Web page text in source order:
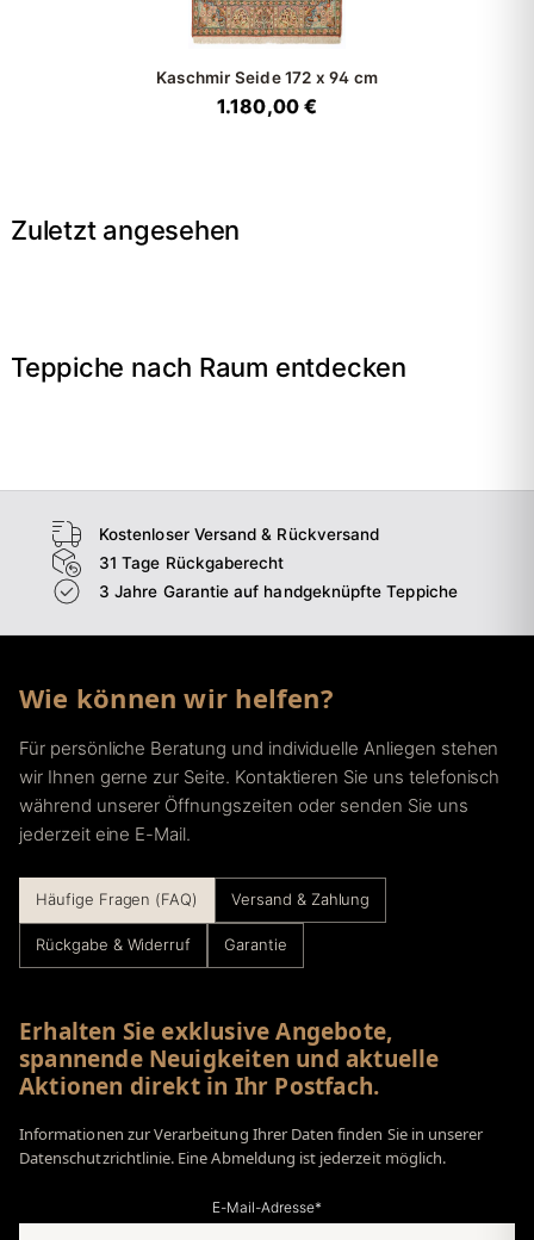
Kaschmir Seide 172 x 94 cm
1.180,00 €
Zuletzt angesehen
Teppiche nach Raum entdecken
Wohnzimmer
Kostenloser Versand & Rückversand
31 Tage Rückgaberecht
3 Jahre Garantie auf handgeknüpfte Teppiche
Wie können wir helfen?
Für persönliche Beratung und individuelle Anliegen stehen
wir Ihnen gerne zur Seite. Kontaktieren Sie uns telefonisch
während unserer Öffnungszeiten oder senden Sie uns
jederzeit eine E-Mail.
Häufige Fragen (FAQ) Versand & Zahlung
Rückgabe & Widerruf Garantie
Erhalten Sie exklusive Angebote,
spannende Neuigkeiten und aktuelle
Aktionen direkt in Ihr Postfach.
Informationen zur Verarbeitung Ihrer Daten finden Sie in unserer
Datenschutzrichtlinie. Eine Abmeldung ist jederzeit möglich.
E-Mail-Adresse*